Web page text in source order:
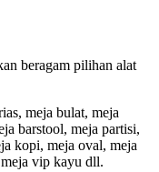
beragam pilihan alat
meja bulat, meja
barstool, meja partisi,
kopi, meja oval, meja
vip kayu dll.